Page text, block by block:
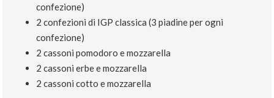
confezione)
2 confezioni di IGP classica (3 piadine per ogni
confezione)
2 cassoni pomodoro e mozzarella
2 cassoni erbe e mozzarella
2 cassoni cotto e mozzarella